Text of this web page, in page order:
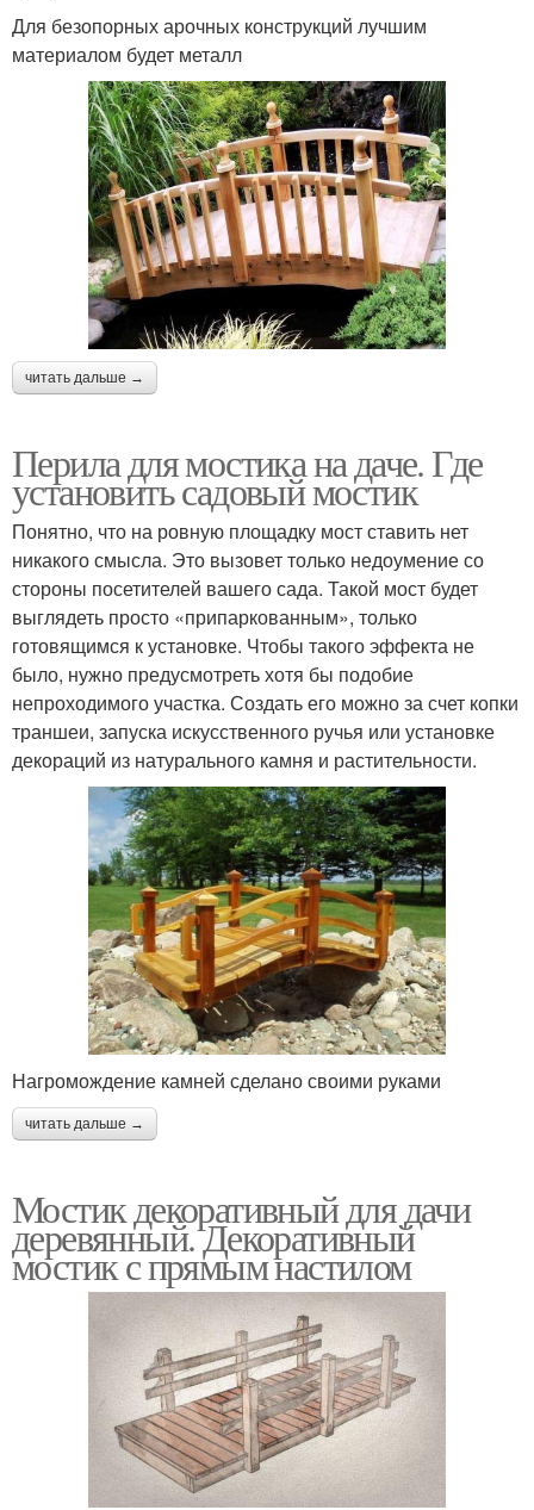
Для безопорных арочных конструкций лучшим
материалом будет металл
читать дальше →
Перила для мостика на даче. Где
установить садовый мостик
Понятно, что на ровную площадку мост ставить нет
никакого смысла. Это вызовет только недоумение со
стороны посетителей вашего сада. Такой мост будет
выглядеть просто «припаркованным», только
готовящимся к установке. Чтобы такого эффекта не
было, нужно предусмотреть хотя бы подобие
непроходимого участка. Создать его можно за счет копки
траншеи, запуска искусственного ручья или установке
декораций из натурального камня и растительности.
Нагромождение камней сделано своими руками
читать дальше →
Мостик декоративный для дачи
деревянный. Декоративный
мостик с прямым настилом